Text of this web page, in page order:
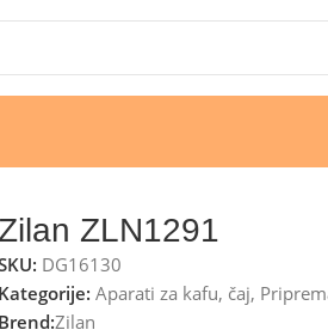
Zilan ZLN1291
DG16130
Kategorije: Aparati za kafu, čaj,
Brend:Zilan